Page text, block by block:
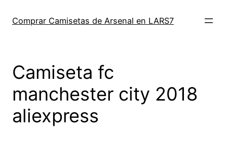
Comprar Camisetas de Arsenal en LARS7
Camiseta fc
manchester city 2018
aliexpress